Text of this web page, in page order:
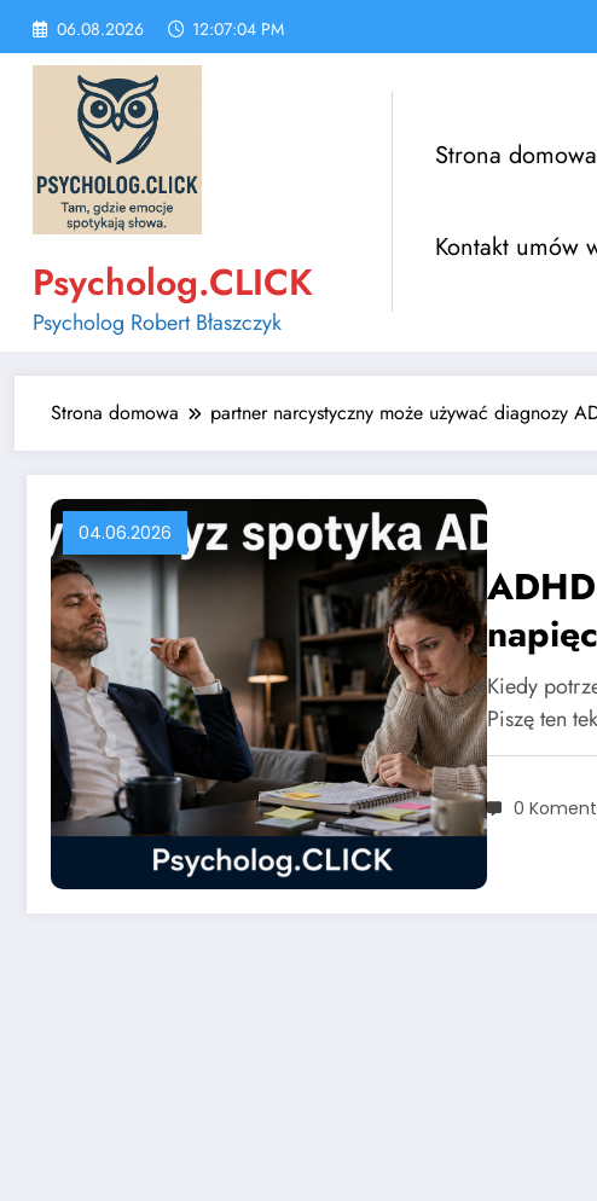
content
06.08.2026 12:07:05 PM
Psycholog.CLICK
Psycholog Robert Błaszczyk
Strona domowa
Kontakt umów
Strona domowa partner narcystyczny może używać diagnozy
04.06.2026
Kiedy
Piszę ten
0